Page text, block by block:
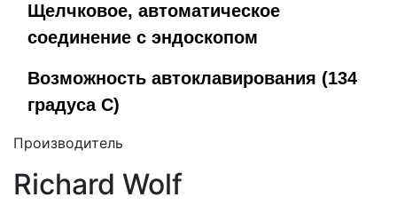
Щелчковое, автоматическое
соединение с эндоскопом
Возможность автоклавирования (134
градуса C)
Производитель
Richard Wolf